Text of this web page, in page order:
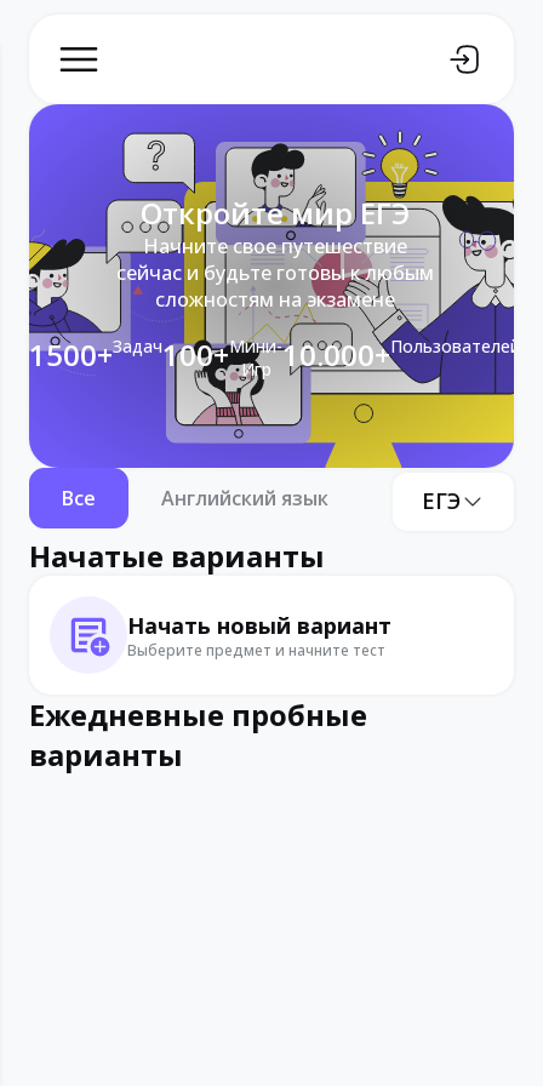
Откройте мир ЕГЭ
Начните свое путешествие
сейчас и будьте готовы к любым
сложностям на экзамене
1500+Задач100+Мини-
Игр 10.000+Пользователей
Все Английский язык Информатика
ЕГЭ
Начатые варианты
Начать новый вариант
Выберите предмет и начните тест
Ежедневные пробные
варианты